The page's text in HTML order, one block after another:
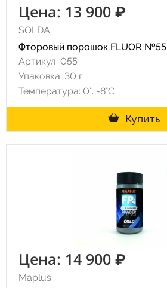
Цена: 13 900 ₽
SOLDA
Фторовый порошок FLUOR №55
Артикул: 055
Упаковка: 30 г
Температура: 0°…-8°C
Купить
Цена: 14 900 ₽
Maplus